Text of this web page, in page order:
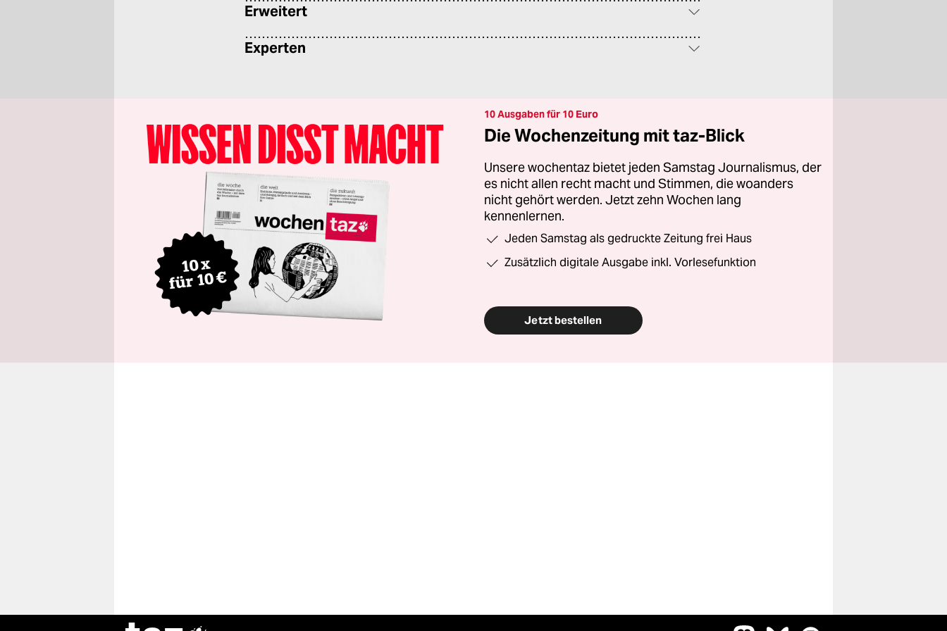
Erweitert
Experten
10 Ausgaben für 10 Euro
Die Wochenzeitung mit taz-Blick
Unsere wochentaz bietet jeden Samstag Journalismus, der
es nicht allen recht macht und Stimmen, die woanders
nicht gehört werden. Jetzt zehn Wochen lang
kennenlernen.
Jeden Samstag als gedruckte Zeitung frei Haus
Zusätzlich digitale Ausgabe inkl. Vorlesefunktion
Jetzt bestellen